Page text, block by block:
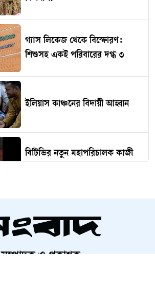
গ্যাস লিকেজ থেকে বিস্ফোরণ:
শিশুসহ একই পরিবারের দগ্ধ ৩
ইলিয়াস কাঞ্চনের বিদায়ী আহ্বান
বিটিভির নতুন মহাপরিচালক কাজী
আটক ৩ নারী
সম্পাদক ও প্রকাশক